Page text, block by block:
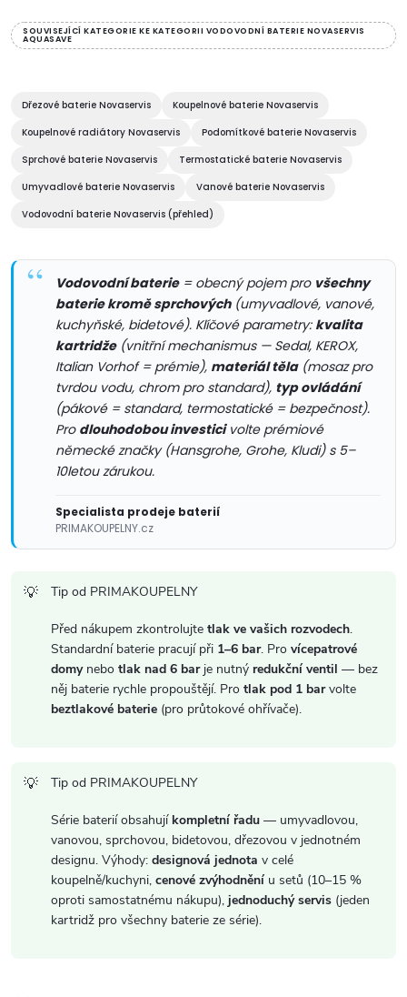
d
a
c
p
k
u
á
n
o
v
á
n
SOUVISEJÍCÍ KATEGORIE KE KATEGORII VODOVODNÍ BATERIE NOVASERVIS
AQUASAVE
Dřezové baterie Novaservis
Koupelnové baterie Novaservis
Koupelnové radiátory Novaservis
Podomítkové baterie Novaservis
Sprchové baterie Novaservis
Termostatické baterie Novaservis
Umyvadlové baterie Novaservis
Vanové baterie Novaservis
Vodovodní baterie Novaservis (přehled)
Vodovodní baterie= obecný pojem pro všechny
baterie kromě sprchových(umyvadlové, vanové,
kuchyňské, bidetové). Klíčové parametry: kvalita
kartridže(vnitřní mechanismus — Sedal, KEROX,
Italian Vorhof = prémie), materiál těla(mosaz pro
tvrdou vodu, chrom pro standard), typ ovládání
(pákové = standard, termostatické = bezpečnost).
Pro dlouhodobou investicivolte prémiové
německé značky (Hansgrohe, Grohe, Kludi) s 5–
10letou zárukou.
Specialista prodeje baterií
PRIMAKOUPELNY.cz
Tip od PRIMAKOUPELNY
Před nákupem zkontrolujte tlak ve vašich rozvodech.
Standardní baterie pracují při 1–6 bar. Pro vícepatrové
domynebo tlak nad 6 barje nutný redukční ventil — bez
něj baterie rychle propouštějí. Pro tlak pod 1 barvolte
beztlakové baterie (pro průtokové ohřívače).
Tip od PRIMAKOUPELNY
Série baterií obsahují kompletní řadu — umyvadlovou,
vanovou, sprchovou, bidetovou, dřezovou v jednotném
designu. Výhody: designová jednota v celé
koupelně/kuchyni, cenové zvýhodnění u setů (10–15 %
oproti samostatnému nákupu), jednoduchý servis (jeden
kartridž pro všechny baterie ze série).